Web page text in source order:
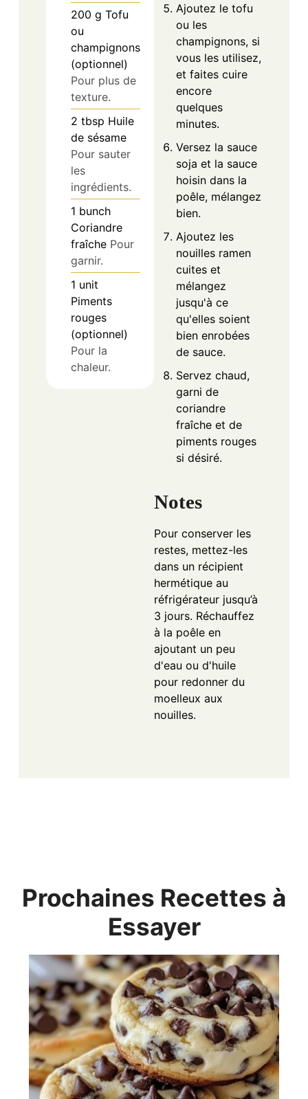
200 g Tofu
ou
champignons
(optionnel)
Pour plus de
texture.
2 tbsp Huile
de sésame
Pour sauter
les
ingrédients.
1 bunch
Coriandre
fraîche Pour
garnir.
1 unit
Piments
rouges
(optionnel)
Pour la
chaleur.
Ajoutez le tofu
ou les
champignons, si
vous les utilisez,
et faites cuire
encore
quelques
minutes.
Versez la sauce
soja et la sauce
hoisin dans la
poêle, mélangez
bien.
Ajoutez les
nouilles ramen
cuites et
mélangez
jusqu'à ce
qu'elles soient
bien enrobées
de sauce.
Servez chaud,
garni de
coriandre
fraîche et de
piments rouges
si désiré.
Notes
Pour conserver les
restes, mettez-les
dans un récipient
hermétique au
réfrigérateur jusqu’à
3 jours. Réchauffez
à la poêle en
ajoutant un peu
d'eau ou d'huile
pour redonner du
moelleux aux
nouilles.
Prochaines Recettes à
Essayer